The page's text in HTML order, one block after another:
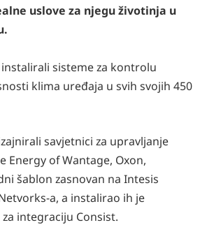
uslove za njegu životinja u
sisteme za kontrolu
klima uređaja u svih svojih 450
savjetnici za upravljanje
Energy of Wantage, Oxon,
šablon zasnovan na Intesis
a, a instalirao ih je
integraciju Consist.